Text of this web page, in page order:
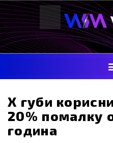
Skip
to
content
b
o
X губи
20% помалку
година